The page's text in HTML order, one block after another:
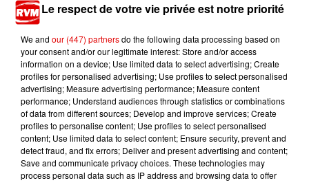
ESMEE
Insomnie
JAMES MORRISON
You Give Me
Something
TOVE LO X STROMAE
Des Fleurs
Le respect de votre vie privée est notre priorité
We and our (447) partnersdo the following data processing based on
your consent and/or our legitimate interest: Store and/or access
information on a device; Use limited data to select advertising; Create
profiles for personalised advertising; Use profiles to select personalised
advertising; Measure advertising performance; Measure content
performance; Understand audiences through statistics or combinations
of data from different sources; Develop and improve services; Create
profiles to personalise content; Use profiles to select personalised
content; Use limited data to select content; Ensure security, prevent and
detect fraud, and fix errors; Deliver and present advertising and content;
Save and communicate privacy choices. These technologies may
process personal data such as IP address and browsing data to offer